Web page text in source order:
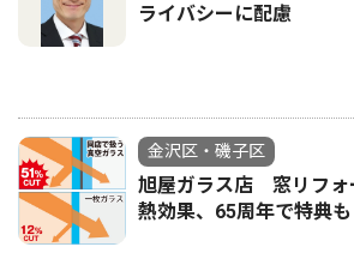
ライバシーに配慮
金沢区・磯子区
旭屋ガラス店 窓リフ
熱効果、65周年で特典も